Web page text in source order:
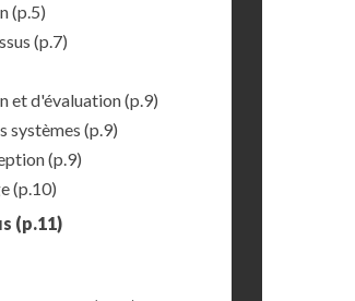
(p.5)
(p.7)
et d'évaluation(p.9)
systèmes (p.9)
(p.9)
(p.10)
(p.11)